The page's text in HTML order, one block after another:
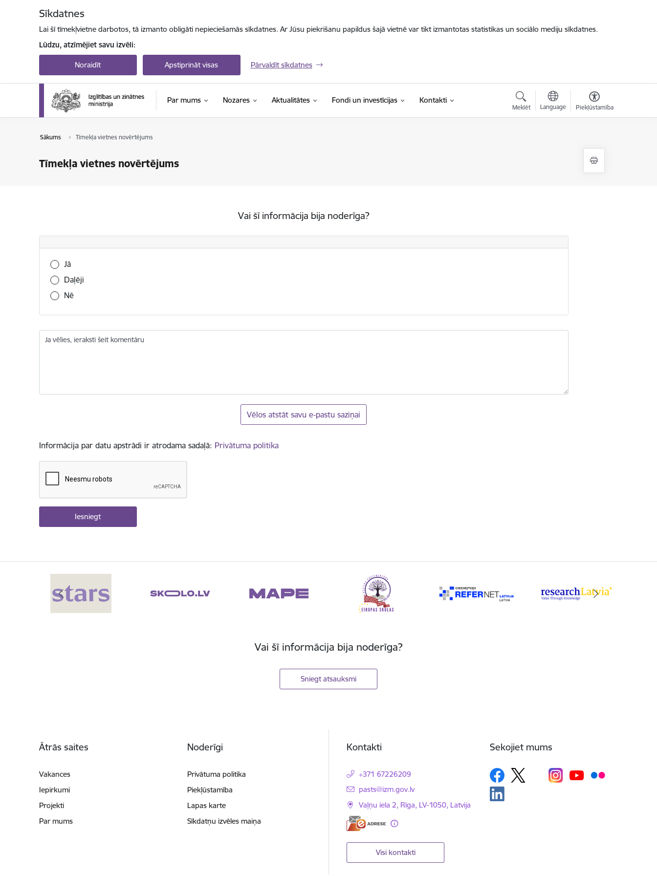
Sīkdatnes
Lai šī tīmekļvietne darbotos, tā izmanto obligāti nepieciešamās sīkdatnes. Ar Jūsu piekrišanu papildus šajā vietnē var tikt izmantotas statistikas un sociālo mediju sīkdatnes.
Lūdzu, atzīmējiet savu izvēli:
Noraidīt Apstiprināt visas Pārvaldīt sīkdatnes
Par mums Nozares Aktualitātes Fondi un investīcijas Kontakti
Meklēt Language Piekļūstamība
Sākums Tīmekļa vietnes novērtējums
Tīmekļa vietnes novērtējums
Vai šī informācija bija noderīga?
Vai šī informācija bija noderīga?
Jā
Daļēji
Nē
Ja vēlies, ieraksti šeit komentāru
Vēlos atstāt savu e-pastu saziņai
Informācija par datu apstrādi ir atrodama sadaļā: Privātuma politika
Vai šī informācija bija noderīga?
Sniegt atsauksmi
Ātrās saites
Vakances
Iepirkumi
Projekti
Par mums
Noderīgi
Privātuma politika
Piekļūstamība
Lapas karte
Sīkdatņu izvēles maiņa
Kontakti
+371 67226209
E-pasts:
pasts@izm.gov.lv
Vaļņu iela 2, Rīga, LV-1050, Latvija
Visi kontakti
Sekojiet mums